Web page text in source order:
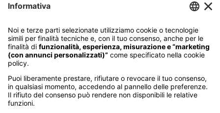
Assicurazione
DESTINAZIONI
Australia
Cambogia Canada Egitto Emirati Arabi
Madagascar Maldive Malesia e Singapore